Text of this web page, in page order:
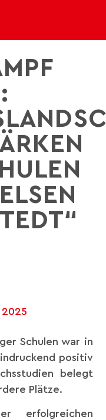
2025
Schulen war in
positiv
belegt
Plätze.
erfolgreichen